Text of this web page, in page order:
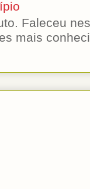
Faleceu
mais